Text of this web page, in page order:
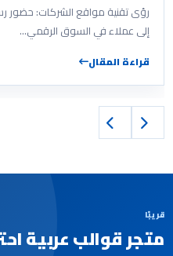
رؤى تقنية مواقع الشركات: حضور
إلى عملاء في السوق الرقمي…
قراءة المقال
قريبًا
متجر قوالب عربية